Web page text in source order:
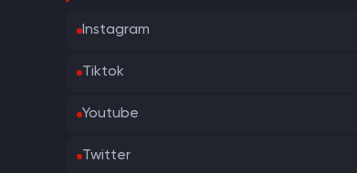
Instagram
Tiktok
Youtube
Twitter